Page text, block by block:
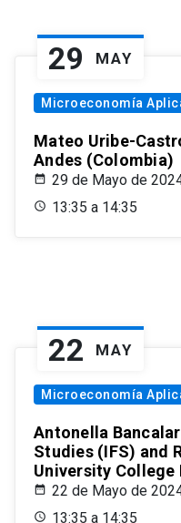
29 MAY
Microeconomía
Mateo Uribe-
Andes (Colombia)
29 de Mayo de
13:35 a 14:35
22 MAY
Microeconomía
Antonella
Studies (IFS) and
University College
22 de Mayo de
13:35 a 14:35